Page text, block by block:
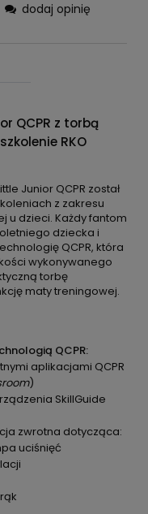
dodaj opinię
QCPR z torbą
RKO
Junior QCPR został
z zakresu
u dzieci. Każdy fantom
dziecka i
QCPR, która
wykonywanego
torbę
maty treningowej.
QCPR:
aplikacjami QCPR
)
SkillGuide
zwrotna dotycząca:
uciśnięć